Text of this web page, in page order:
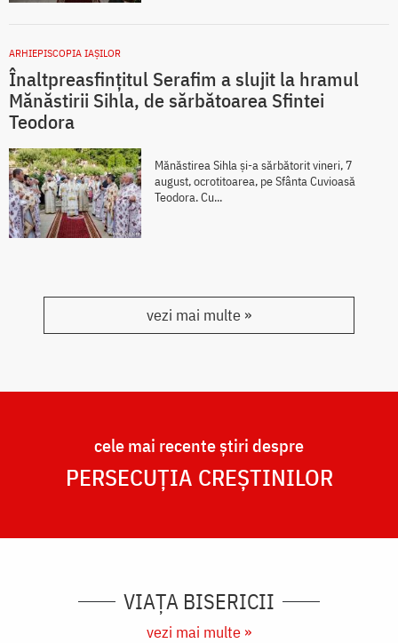
ARHIEPISCOPIA IAŞILOR
Înaltpreasfințitul Serafim a slujit la hramul
Mănăstirii Sihla, de sărbătoarea Sfintei
Teodora
Mănăstirea Sihla și-a sărbătorit vineri, 7
august, ocrotitoarea, pe Sfânta Cuvioasă
Teodora. Cu...
vezi mai multe »
cele mai recente știri despre
PERSECUȚIA CREȘTINILOR
VIAȚA BISERICII
vezi mai multe »